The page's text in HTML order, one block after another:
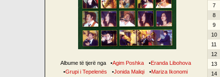
Albume të tjerë nga •Agim Poshka •Eranda Libohova
•Grupi i Tepelenës •Jonida Maliqi •Mariza Ikonomi
7
8
9
10
11
12
13
14